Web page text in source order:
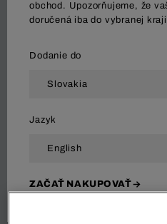
OBUV Tenisky
obchod. Upozorňujeme, že
doručená iba do vybranej
Dodanie do
Jazyk
ZAČAŤ NAKUPOVAŤ